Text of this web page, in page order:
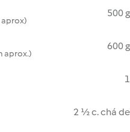
aprox)
500 g
aprox.)
600 g
1
2 ½ c. chá de